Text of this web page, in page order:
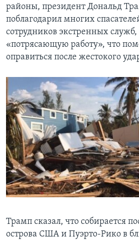
районы, президент Дональд
поблагодарил многих
сотрудников экстренных
«потрясающую работу», что
оправиться после жестокого
Трамп сказал, что собирается
острова США и Пуэрто-Рико в